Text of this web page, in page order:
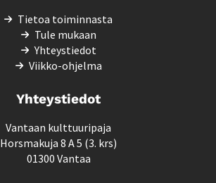
Tietoa toiminnasta
Tule mukaan
Yhteystiedot
Viikko-ohjelma
Yhteystiedot
Vantaan kulttuuripaja
Horsmakuja 8 A 5 (3. krs)
01300 Vantaa